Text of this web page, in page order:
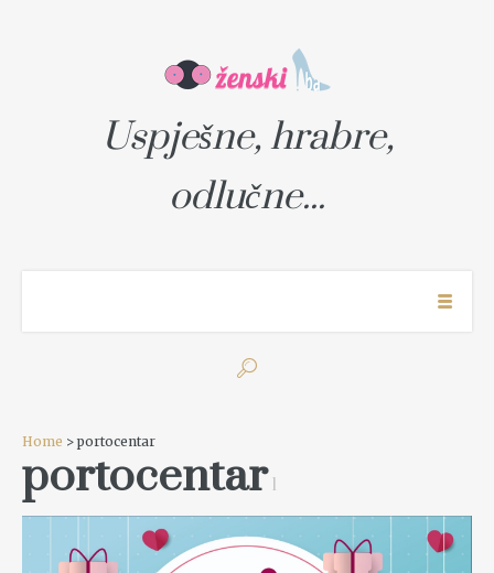
Uspješne, hrabre,
odlučne...
Home > portocentar
portocentar 1